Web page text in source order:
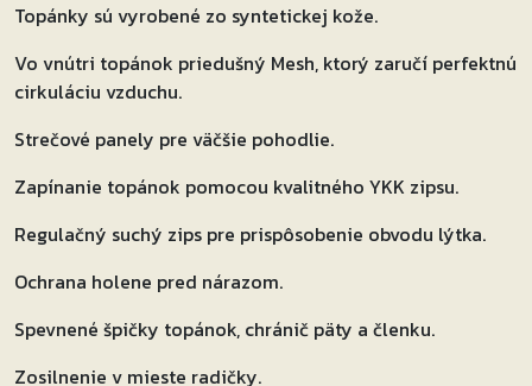
Topánky sú vyrobené zo syntetickej kože.
Vo vnútri topánok priedušný Mesh, ktorý zaručí perfektnú
cirkuláciu vzduchu.
Strečové panely pre väčšie pohodlie.
Zapínanie topánok pomocou kvalitného YKK zipsu.
Regulačný suchý zips pre prispôsobenie obvodu lýtka.
Ochrana holene pred nárazom.
Spevnené špičky topánok, chránič päty a členku.
Zosilnenie v mieste radičky.